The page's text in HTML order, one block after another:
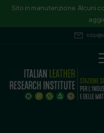
Sito in manutenzione. Alcuni